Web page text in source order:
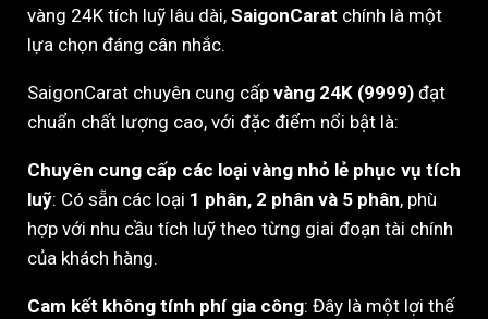
vàng 24K tích luỹ lâu dài, SaigonCarat chính là một
lựa chọn đáng cân nhắc.
SaigonCarat chuyên cung cấp vàng 24K (9999) đạt
chuẩn chất lượng cao, với đặc điểm nổi bật là:
Chuyên cung cấp các loại vàng nhỏ lẻ phục vụ tích
luỹ: Có sẵn các loại 1 phân, 2 phân và 5 phân, phù
hợp với nhu cầu tích luỹ theo từng giai đoạn tài chính
của khách hàng.
Cam kết không tính phí gia công: Đây là một lợi thế